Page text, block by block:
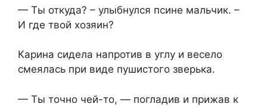
— Ты откуда? – улыбнулся псине мальчик. –
И где твой хозяин?
Карина сидела напротив в углу и весело
смеялась при виде пушистого зверька.
— Ты точно чей-то, — погладив и прижав к